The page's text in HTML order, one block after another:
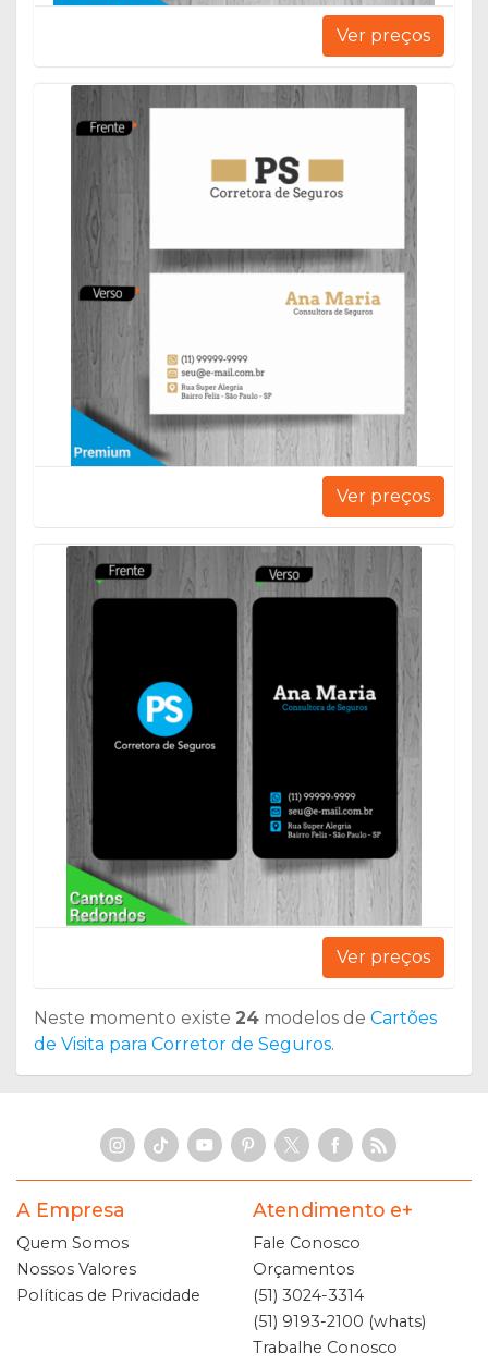
Ver preços
Ver preços
Ver preços
Neste momento existe 24 modelos de Cartões
de Visita para Corretor de Seguros.
A Empresa
Quem Somos
Nossos Valores
Políticas de Privacidade
Atendimento e+
Fale Conosco
Orçamentos
(51) 3024-3314
(51) 9193-2100 (whats)
Trabalhe Conosco